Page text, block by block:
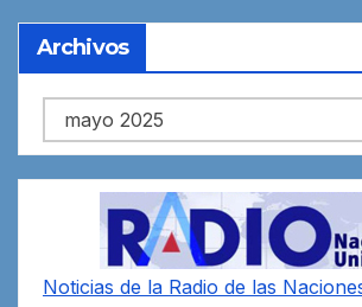
Archivos
Archivos
Noticias de la Radio de las